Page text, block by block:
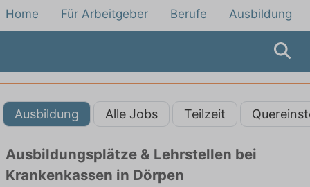
Home Für Arbeitgeber Berufe Ausbildung
Ausbildung Alle Jobs Teilzeit
Ausbildungsplätze & Lehrstellen bei
Krankenkassen in Dörpen